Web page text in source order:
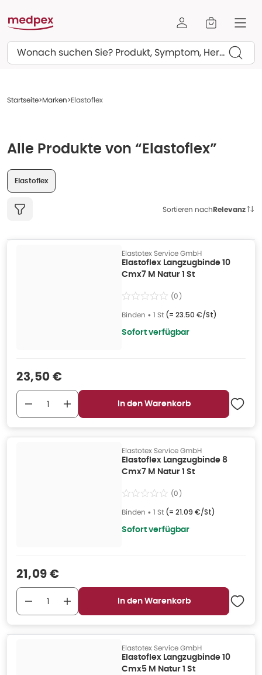
Suchen
Startseite Marken Elastoflex
Alle Produkte von “Elastoflex”
Elastoflex
Sortieren nachRelevanz
Elastotex Service GmbH
Elastoflex Langzugbinde 10
Cmx7 M Natur 1 St
(0)
Binden • 1 St (= 23.50 €/St)
Sofort verfügbar
Verkaufspreis
23,50 €
In den Warenkorb
Elastotex Service GmbH
Elastoflex Langzugbinde 8
Cmx7 M Natur 1 St
(0)
Binden • 1 St (= 21.09 €/St)
Sofort verfügbar
Verkaufspreis
21,09 €
In den Warenkorb
Elastotex Service GmbH
Elastoflex Langzugbinde 10
Cmx5 M Natur 1 St